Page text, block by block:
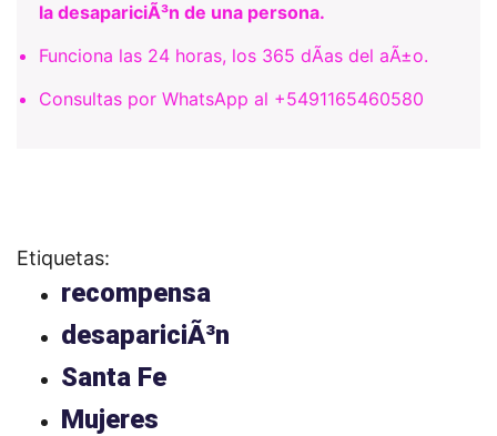
la desapariciÃ³n de una persona.
Funciona las 24 horas, los 365 dÃ­as del aÃ±o.
Consultas por WhatsApp al +5491165460580
Etiquetas:
recompensa
desapariciÃ³n
Santa Fe
Mujeres